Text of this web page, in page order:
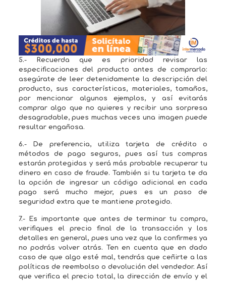
5.- Recuerda que es prioridad revisar las
especificaciones del producto antes de comprarlo:
asegúrate de leer detenidamente la descripción del
producto, sus características, materiales, tamaños,
por mencionar algunos ejemplos, y así evitarás
comprar algo que no quieres y recibir una sorpresa
desagradable, pues muchas veces una imagen puede
resultar engañosa.
6.- De preferencia, utiliza tarjeta de crédito o
métodos de pago seguros, pues así tus compras
estarán protegidas y será más probable recuperar tu
dinero en caso de fraude. También si tu tarjeta te da
la opción de ingresar un código adicional en cada
pago será mucho mejor, pues es un paso de
seguridad extra que te mantiene protegido.
7.- Es importante que antes de terminar tu compra,
verifiques el precio final de la transacción y los
detalles en general, pues una vez que la confirmes ya
no podrás volver atrás. Ten en cuenta que en dado
caso de que algo esté mal, tendrás que ceñirte a las
políticas de reembolso o devolución del vendedor. Así
que verifica el precio total, la dirección de envío y el